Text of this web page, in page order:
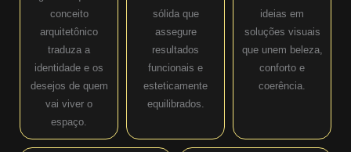
conceito
arquitetônico
traduza a
identidade e os
desejos de quem
vai viver o
espaço.
sólida que
assegure
resultados
funcionais e
esteticamente
equilibrados.
ideias em
soluções visuais
que unem beleza,
conforto e
coerência.